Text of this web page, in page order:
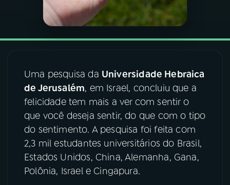
VIDEOCASTS
08FESTIVAL DE MÚSICA
ACOMPANHE A RÁDIO NACIONAL
YouTube Facebook
Instagram X
Uma pesquisa da Universidade Hebraica
de Jerusalém, em Israel, concluiu que a
felicidade tem mais a ver com sentir o
que você deseja sentir, do que com o tipo
do sentimento. A pesquisa foi feita com
2,3 mil estudantes universitários do Brasil,
Estados Unidos, China, Alemanha, Gana,
Polônia, Israel e Cingapura.